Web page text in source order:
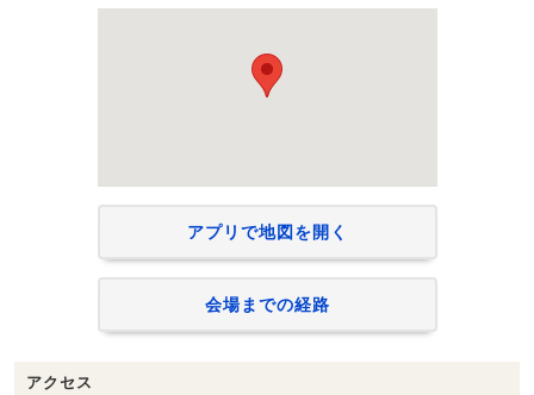
アプリで地図を開く
会場までの経路
アクセス